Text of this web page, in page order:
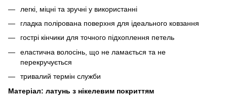
легкі, міцні та зручні у використанні
гладка полірована поверхня для ідеального ковзання
гострі кінчики для точного підхоплення петель
еластична волосінь, що не ламається та не
перекручується
тривалий термін служби
Матеріал: латунь з нікелевим покриттям